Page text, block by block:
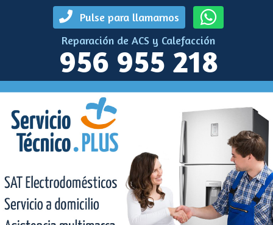
Pulse para llamarnos
Reparación de ACS y Calefacción
956 955 218